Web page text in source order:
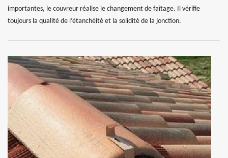
importantes, le couvreur réalise le changement de faîtage. Il vérifie
toujours la qualité de l’étanchéité et la solidité de la jonction.